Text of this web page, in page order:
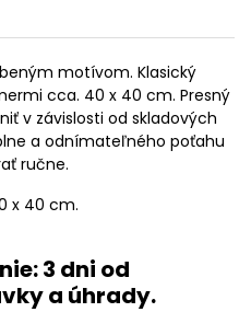
motívom. Klasický
cca. 40 x 40 cm. Presný
v závislosti od skladových
a odnímateľného poťahu
ručne.
x 40 cm.
3 dni od
a úhrady.